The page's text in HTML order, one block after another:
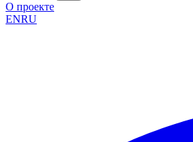
О проекте
ENRU